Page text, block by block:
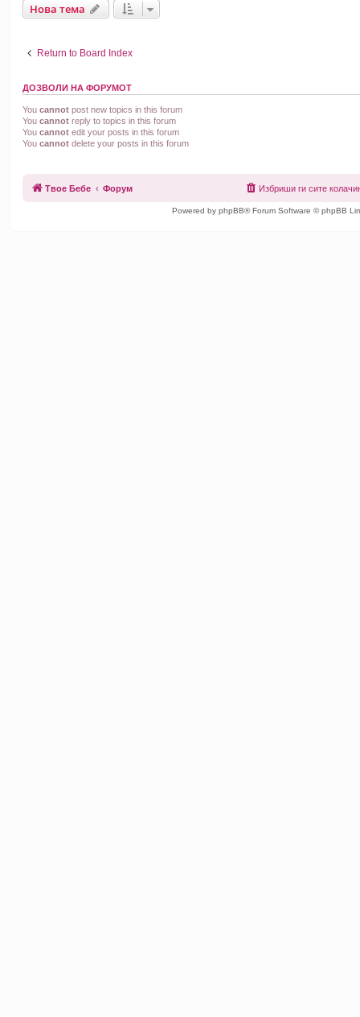
Нова тема
Return to Board Index
ДОЗВОЛИ НА ФОРУМОТ
You cannot post new topics in this forum
You cannot reply to topics in this forum
You cannot edit your posts in this forum
You cannot delete your posts in this forum
Твое Бебе Форум Избриши ги сите
Powered by phpBB® Forum Software © phpBB